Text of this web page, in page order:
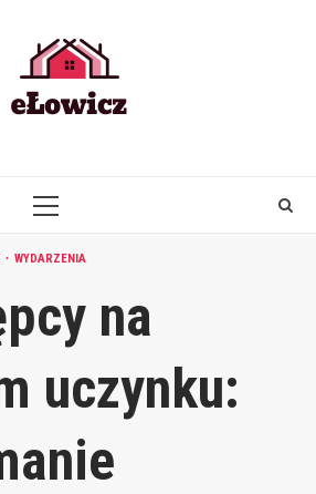
PRIMARY
WYDARZENIA
na
uczynku: